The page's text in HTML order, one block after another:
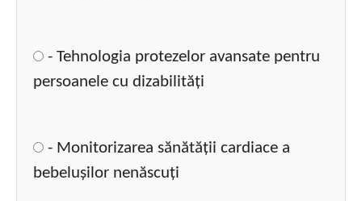
- Tehnologia protezelor avansate pentru
persoanele cu dizabilități
- Monitorizarea sănătății cardiace a
bebelușilor nenăscuți